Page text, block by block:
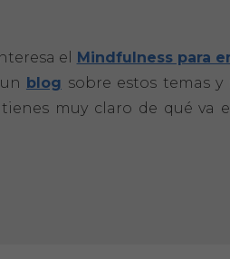
el Mindfulness para
blog sobre estos temas y
muy claro de qué va